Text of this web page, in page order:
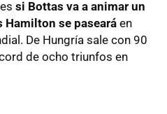
si Bottas va a animar un
Hamilton se pasearáen
De Hungría sale con 90
de ocho triunfos en